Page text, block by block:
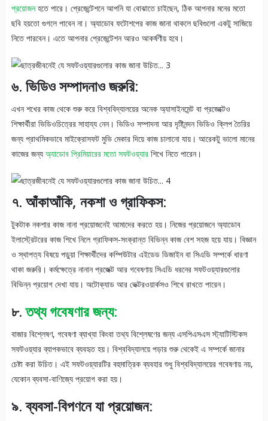
প্রয়োজনহতে পারে। প্রেজেন্টেশনে আপনি যা বোঝাতে চাইছেন, ঠিক আপনার মনের মতো
ছবি হয়তো গুগলে পাবেন না। অ্যাডোব ফটোশপের কাজ জানা থাকলে ছবিগুলো একটু সাজিয়ে
নিতে পারবেন। এতে আপনার প্রেজেন্টেশন আরও আকর্ষণীয় হবে।
৬. ভিডিও সম্পাদনাও জরুরি:
এখন শখের কাজ থেকে শুরু করে বিশ্ববিদ্যালয়ের অনেক অ্যাসাইনমেন্ট বা প্রজেক্টেও
শিক্ষার্থীরা ভিডিওচিত্রের সাহায্য নেন। ভিডিও সম্পাদনা আর দৃষ্টিনন্দন ভিডিও ক্লিপ তৈরির
জন্য প্রাথমিকভাবে মাইক্রোসফট মুভি মেকার দিয়ে কাজ চালানো যায়। আরেকটু ভালো মানের
কাজের জন্যঅ্যাডোব প্রিমিয়ারের মতো সফটওয়্যার শিখে নিতে পারেন।
৭. আঁকাআঁকি, নকশা ও গ্রাফিকস:
টুকটাক নকশার কাজ নানা প্রয়োজনেই আমাদের করতে হয়। নিজের প্রয়োজনে অ্যাডোব
ইলাস্ট্রেটরের কাজ শিখে নিলে গ্রাফিকস-সংক্রান্ত বিভিন্ন কাজ বেশ সহজ হয়ে যায়। বিজ্ঞান
ও স্থাপত্য বিষয়ে পড়ুয়া শিক্ষার্থীদের কম্পিউটার এইডেড ডিজাইন বা সিএডি সম্পর্কে ধারণা
থাকা জরুরি। কর্মক্ষেত্রে নানান প্রজেক্ট আর গবেষণায় সিএডি ধরনের সফটওয়্যারগুলোর
বিভিন্ন প্রয়োগ দেখা যায়। অটোক্যাড আর ভেক্টরওয়ার্কসও শিখে রাখতে পারেন।
৮.তথ্য গবেষণার জন্য:
বাজার বিশ্লেষণ, গবেষণা ব্যাখ্যা কিংবা তথ্য বিশ্লেষণের জন্য এসপিএসএস স্ট্যাটিস্টিকস
সফটওয়্যার ব্যাপকভাবে ব্যবহৃত হয়। বিশ্ববিদ্যালয়ে পড়ার শুরু থেকেই এ সম্পর্কে জানার
চেষ্টা করা উচিত। এই সফটওয়্যারটির বহুমাত্রিক ব্যবহার শুধু বিশ্ববিদ্যালয়ের গবেষণায় নয়,
যেকোন ব্যবসা-বাণিজ্যে প্রয়োগ করা হয়।
৯. ব্যবসা-বিপণনে যা প্রয়োজন: